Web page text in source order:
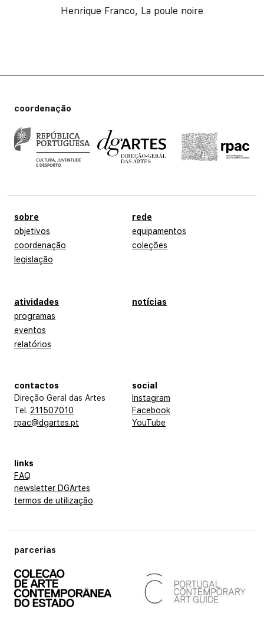
Henrique Franco, La poule noire
coordenação
sobre
objetivos
coordenação
legislação
rede
equipamentos
coleções
atividades
programas
eventos
relatórios
notícias
contactos
Direção Geral das Artes
Tel. 211507010
rpac@dgartes.pt
social
Instagram
Facebook
YouTube
links
FAQ
newsletter DGArtes
termos de utilização
parcerias